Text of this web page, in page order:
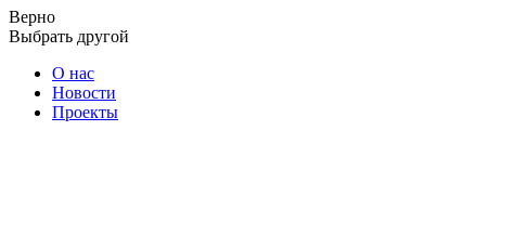
Верно
Выбрать другой
О нас
Новости
Проекты